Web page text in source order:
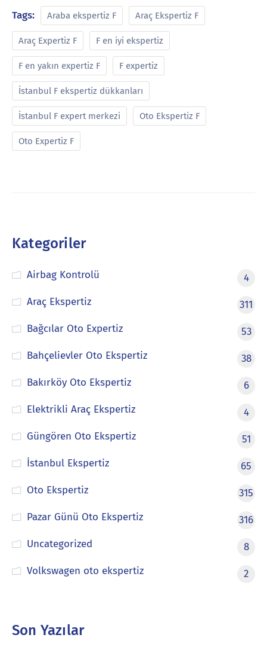
Tags: Araba ekspertiz F Araç Ekspertiz F
Araç Expertiz F F en iyi ekspertiz
F en yakın expertiz F F expertiz
İstanbul F ekspertiz dükkanları
İstanbul F expert merkezi Oto Ekspertiz F
Oto Expertiz F
Kategoriler
Airbag Kontrolü
4
Araç Ekspertiz
311
Bağcılar Oto Expertiz
53
Bahçelievler Oto Ekspertiz
38
Bakırköy Oto Ekspertiz
6
Elektrikli Araç Ekspertiz
4
Güngören Oto Ekspertiz
51
İstanbul Ekspertiz
65
Oto Ekspertiz
315
Pazar Günü Oto Ekspertiz
316
Uncategorized
8
Volkswagen oto ekspertiz
2
Son Yazılar